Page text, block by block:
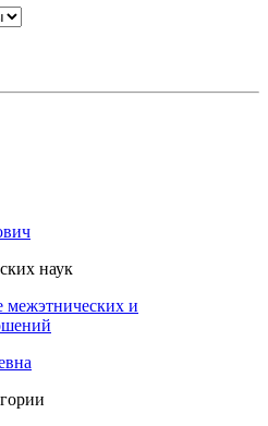
наук
межэтнических и